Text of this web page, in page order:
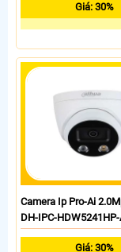
Giá: 30%
Camera Ip Pro-Ai
DH-IPC-
Giá: 30%